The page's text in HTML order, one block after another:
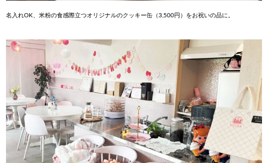
名入れOK、米粉の食感際立つオリジナルのクッキー缶（3,500円）をお祝いの品に。